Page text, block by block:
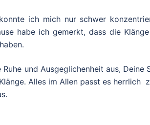
ich mich nur schwer
habe ich gemerkt, dass die
Ruhe und Ausgeglichenheit aus,
Alles im Allen passt es